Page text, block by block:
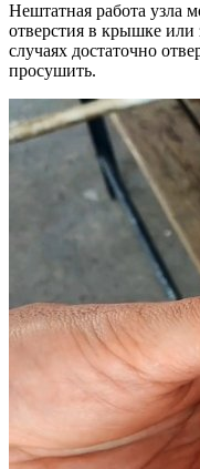
Нештатная работа узла
отверстия в крышке или
случаях достаточно
просушить.